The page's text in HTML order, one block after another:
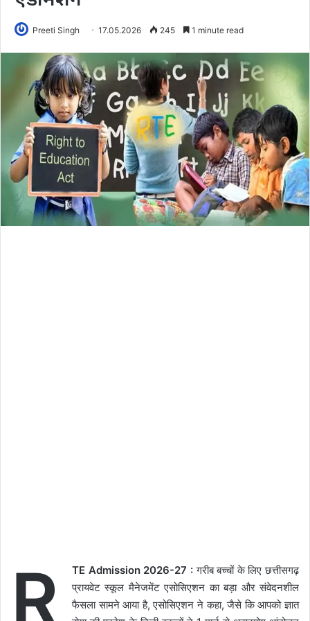
Preeti Singh 17.05.2026 245 1 minute read
R TE Admission 2026-27 :गरीब बच्चों के लिए छत्तीसगढ़
प्रायवेट स्कूल मैनेजमेंट एसोसिएशन का बड़ा और संवेदनशील
फैसला सामने आया है, एसोसिएशन ने कहा, जैसे कि आपको ज्ञात